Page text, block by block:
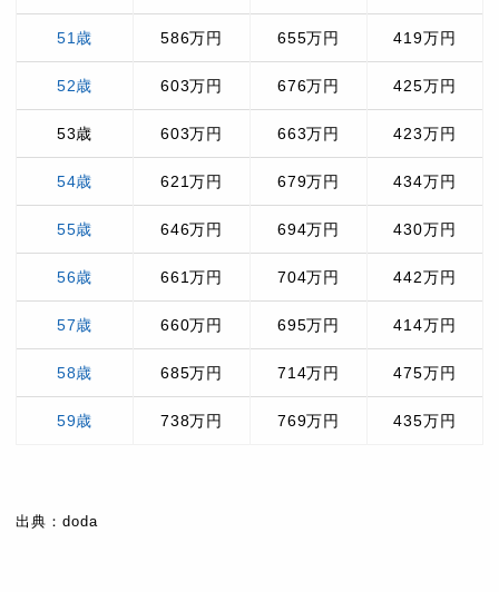
51歳 586万円 655万円 419万円
52歳 603万円 676万円 425万円
53歳 603万円 663万円 423万円
54歳 621万円 679万円 434万円
55歳 646万円 694万円 430万円
56歳 661万円 704万円 442万円
57歳 660万円 695万円 414万円
58歳 685万円 714万円 475万円
59歳 738万円 769万円 435万円
出典：doda